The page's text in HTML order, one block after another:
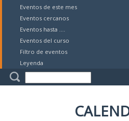
Eventos de este mes
Eventos cercanos
Eventos hasta ....
Eventos del curso
Filtro de eventos
Leyenda